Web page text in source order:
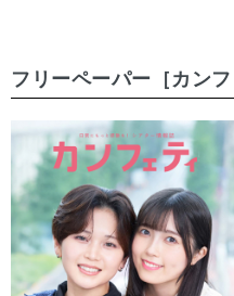
フリーペーパー［カンフ